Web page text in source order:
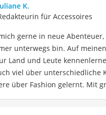
K.
für Accessoires
gerne in neue
unterwegs bin. Auf
Land und Leute
viel über unterschiedliche
über Fashion gelernt. Mit